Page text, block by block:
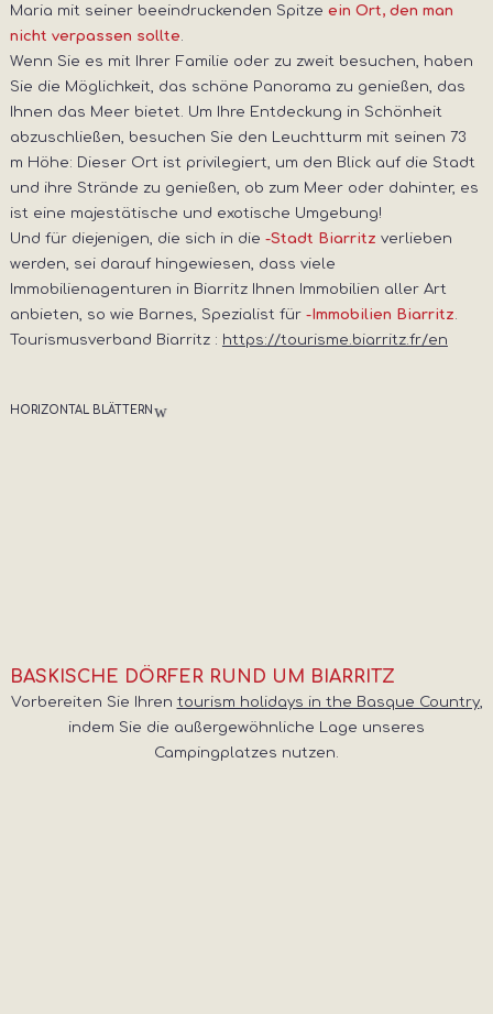
Maria mit seiner beeindruckenden Spitze ein Ort, den man
nicht verpassen sollte
Wenn Sie es mit Ihrer Familie oder zu zweit besuchen, haben
Sie die Möglichkeit, das schöne Panorama zu genießen, das
Ihnen das Meer bietet. Um Ihre Entdeckung in Schönheit
abzuschließen, besuchen Sie den Leuchtturm mit seinen 73
m Höhe: Dieser Ort ist privilegiert, um den Blick auf die Stadt
und ihre Strände zu genießen, ob zum Meer oder dahinter, es
ist eine majestätische und exotische Umgebung!
Und für diejenigen, die sich in die -Stadt Biarritz verlieben
werden, sei darauf hingewiesen, dass viele
Immobilienagenturen in Biarritz Ihnen Immobilien aller Art
anbieten, so wie Barnes, Spezialist für -Immobilien Biarritz
Tourismusverband Biarritz : https://tourisme.biarritz.fr/en
HORIZONTAL BLÄTTERN
BASKISCHE DÖRFER RUND UM BIARRITZ
Vorbereiten Sie Ihren tourism holidays in the Basque Country,
indem Sie die außergewöhnliche Lage unseres
Campingplatzes nutzen.